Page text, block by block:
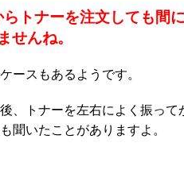
トナーを注文しても間
せんね。
ースもあるようです。
、トナーを左右によく振って
聞いたことがありますよ。